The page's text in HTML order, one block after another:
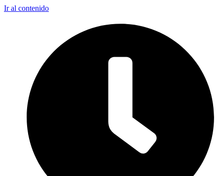
Ir al contenido